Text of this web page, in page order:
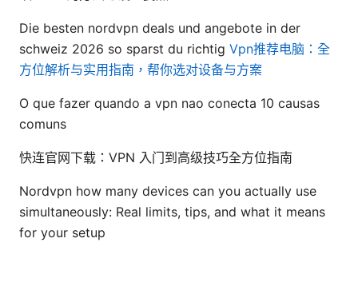
Die besten nordvpn deals und angebote in der
schweiz 2026 so sparst du richtig Vpn推荐电脑：全
方位解析与实用指南，帮你选对设备与方案
O que fazer quando a vpn nao conecta 10 causas
comuns
快连官网下载：VPN 入门到高级技巧全方位指南
Nordvpn how many devices can you actually use
simultaneously: Real limits, tips, and what it means
for your setup